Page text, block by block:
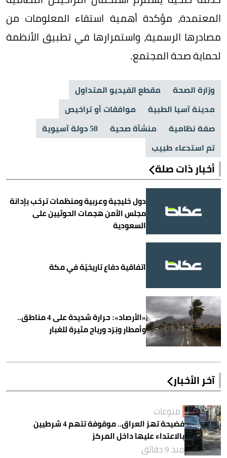
المعتمدة، مؤكدة أهمية استقاء المعلومات من
مصادرها الرسمية، واستمرارها في تطبيق الأنظمة
لحماية صحة المجتمع.
وزارة الصحة
مقطع الفيديو المتداول
مدينة آسيا الطبية
موافقات أو تراخيص
صفة نظامية
منشأة صحية
50 دولة آسيوية
تم استدعاء طبيب
أخبار ذات صلة
دول خليجية وعربية ومنظمات ترحّب بإدانة
مجلس الأمن هجمات الحوثيين على
السعودية
اتفاقية دفاع تاريخيّة في مكة
«الأرصاد»: حرارة شديدة على 4 مناطق..
وأمطار وبَرَد ورياح مثيرة للغبار
آخر الأخبار
منوعات
فضيحة تهز العراق.. موقوفة تتهم 4 شرطيين
بالاعتداء عليها داخل المركز
منذ 9 دقائق